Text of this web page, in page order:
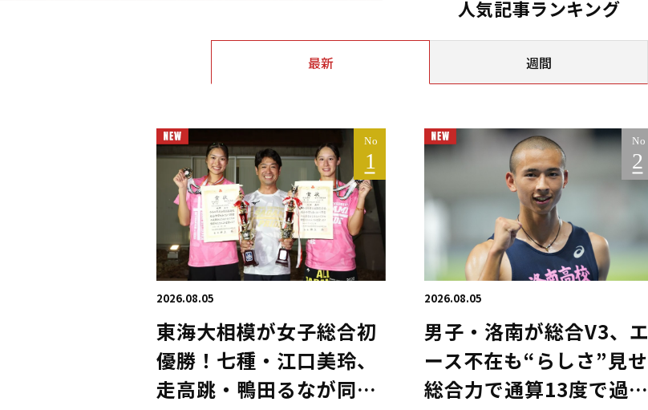
人気記事ランキング
最新 週間
2026.08.05
東海大相模が女子総合初
優勝！七種・江口美玲、
走高跳・鴨田るなが同日
2026.08.05
男子・洛南が総合V3、エ
ース不在も“らしさ”見せ
総合力で通算13度で過去